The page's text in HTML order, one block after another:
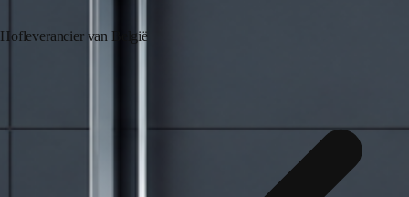
Hofleverancier van België